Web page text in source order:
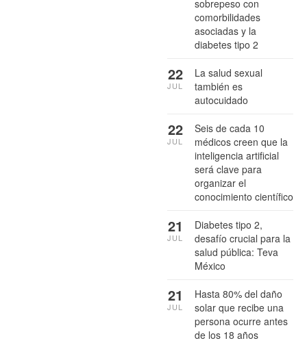
sobrepeso con
comorbilidades
asociadas y la
diabetes tipo 2
La salud sexual
también es
autocuidado
22
JUL
Seis de cada 10
médicos creen que la
inteligencia artificial
será clave para
organizar el
conocimiento científico
22
JUL
Diabetes tipo 2,
desafío crucial para la
salud pública: Teva
México
21
JUL
Hasta 80% del daño
solar que recibe una
persona ocurre antes
de los 18 años
21
JUL